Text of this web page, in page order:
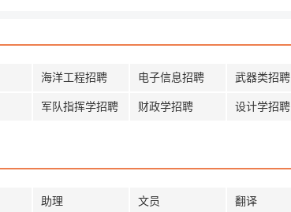
海洋工程招聘 电子信息招聘 武器类招聘
军队指挥学招聘 财政学招聘 设计学招聘
助理 文员 翻译